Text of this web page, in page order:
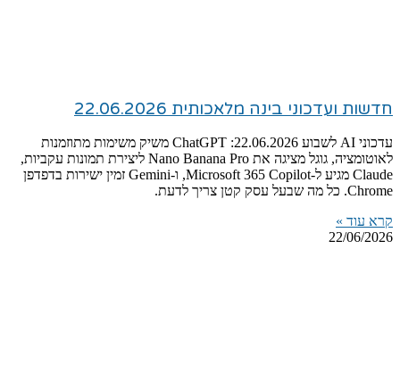
חדשות ועדכוני בינה מלאכותית 22.06.2026
עדכוני AI לשבוע 22.06.2026: ChatGPT משיק משימות מתוזמנות
לאוטומציה, גוגל מציגה את Nano Banana Pro ליצירת תמונות עקביות,
Claude מגיע ל-Microsoft 365 Copilot, ו-Gemini זמין ישירות בדפדפן
Chrome. כל מה שבעל עסק קטן צריך לדעת.
קרא עוד »
22/06/2026